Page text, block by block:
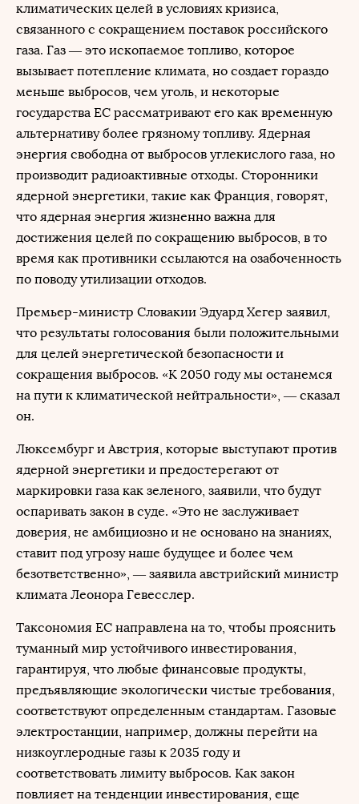
климатических целей в условиях кризиса,
связанного с сокращением поставок российского
газа. Газ — это ископаемое топливо, которое
вызывает потепление климата, но создает гораздо
меньше выбросов, чем уголь, и некоторые
государства ЕС рассматривают его как временную
альтернативу более грязному топливу. Ядерная
энергия свободна от выбросов углекислого газа, но
производит радиоактивные отходы. Сторонники
ядерной энергетики, такие как Франция, говорят,
что ядерная энергия жизненно важна для
достижения целей по сокращению выбросов, в то
время как противники ссылаются на озабоченность
по поводу утилизации отходов.
Премьер-министр Словакии Эдуард Хегер заявил,
что результаты голосования были положительными
для целей энергетической безопасности и
сокращения выбросов. «К 2050 году мы останемся
на пути к климатической нейтральности», — сказал
он.
Люксембург и Австрия, которые выступают против
ядерной энергетики и предостерегают от
маркировки газа как зеленого, заявили, что будут
оспаривать закон в суде. «Это не заслуживает
доверия, не амбициозно и не основано на знаниях,
ставит под угрозу наше будущее и более чем
безответственно», — заявила австрийский министр
климата Леонора Гевесслер.
Таксономия ЕС направлена на то, чтобы прояснить
туманный мир устойчивого инвестирования,
гарантируя, что любые финансовые продукты,
предъявляющие экологически чистые требования,
соответствуют определенным стандартам. Газовые
электростанции, например, должны перейти на
низкоуглеродные газы к 2035 году и
соответствовать лимиту выбросов. Как закон
повлияет на тенденции инвестирования, еще